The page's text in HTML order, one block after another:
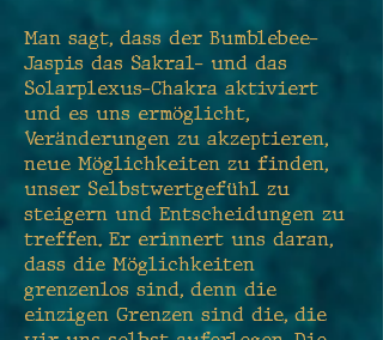
Man sagt, dass der Bumblebee-
Jaspis das Sakral- und das
Solarplexus-Chakra aktiviert
und es uns ermöglicht,
Veränderungen zu akzeptieren,
neue Möglichkeiten zu finden,
unser Selbstwertgefühl zu
steigern und Entscheidungen zu
treffen. Er erinnert uns daran,
dass die Möglichkeiten
grenzenlos sind, denn die
einzigen Grenzen sind die, die